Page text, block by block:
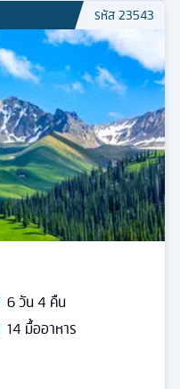
รหัส23543
6วัน4 คืน
14 มื้ออาหาร